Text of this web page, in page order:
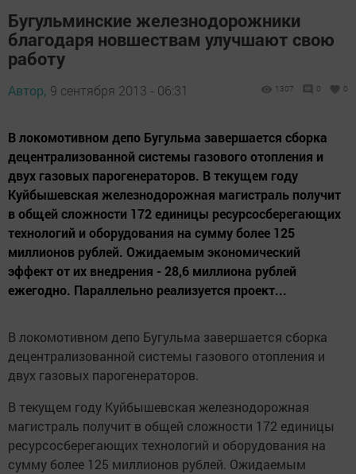
Бугульминские железнодорожники
благодаря новшествам улучшают свою
работу
Автор, 9 сентября 2013 - 06:31 1307 0 0
В локомотивном депо Бугульма завершается сборка
децентрализованной системы газового отопления и
двух газовых парогенераторов. В текущем году
Куйбышевская железнодорожная магистраль получит
в общей сложности 172 единицы ресурсосберегающих
технологий и оборудования на сумму более 125
миллионов рублей. Ожидаемым экономический
эффект от их внедрения - 28,6 миллиона рублей
ежегодно. Параллельно реализуется проект...
В локомотивном депо Бугульма завершается сборка
децентрализованной системы газового отопления и
двух газовых парогенераторов.
В текущем году Куйбышевская железнодорожная
магистраль получит в общей сложности 172 единицы
ресурсосберегающих технологий и оборудования на
сумму более 125 миллионов рублей. Ожидаемым